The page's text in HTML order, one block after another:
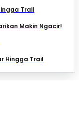
Trail
Makin Ngacir!
Hingga Trail